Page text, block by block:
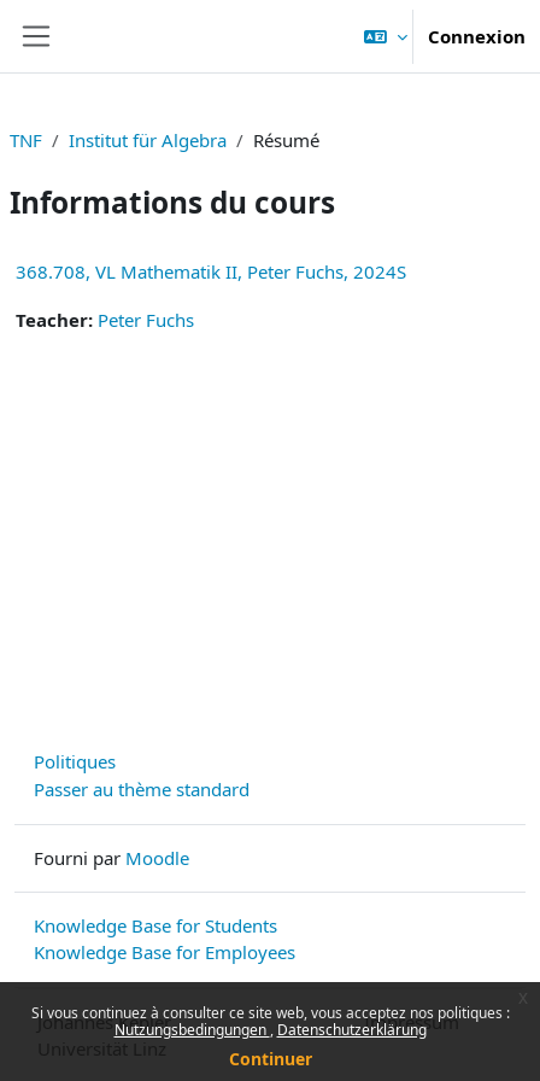
Si vous continuez à consulter ce site web, vous acceptez nos politiques :
Nutzungsbedingungen Datenschutzerklärung
Continuer
Connexion
TNF Institut für Algebra Résumé
Informations du cours
368.708, VL Mathematik II, Peter Fuchs, 2024S
Teacher: Peter Fuchs
Politiques
Passer au thème standard
Fourni par Moodle
Knowledge Base for Students
Knowledge Base for Employees
Johannes Kepler
Impressum